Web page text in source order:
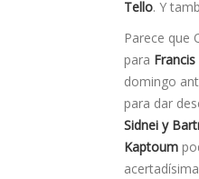
Tello. Y
Parece que
para Francis
domingo
para dar
Sidnei y
Kaptoum